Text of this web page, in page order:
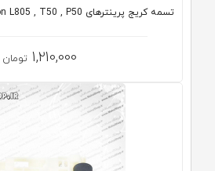
تسمه کریج پرینترهای Epson L805 , T50 , P50
1,210,000 تومان